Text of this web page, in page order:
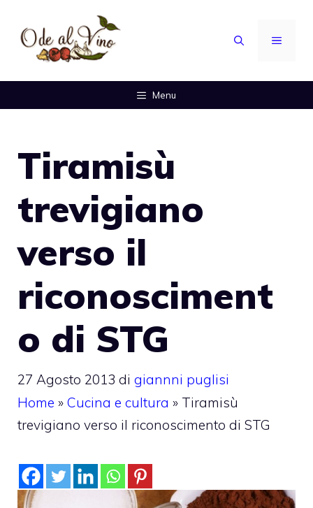
contenuto
MENU
Menu
Tiramisù
trevigiano
verso il
riconosciment
o di STG
27 Agosto 2013 di giannni puglisi
Home » Cucina e cultura » Tiramisù
trevigiano verso il riconoscimento di STG